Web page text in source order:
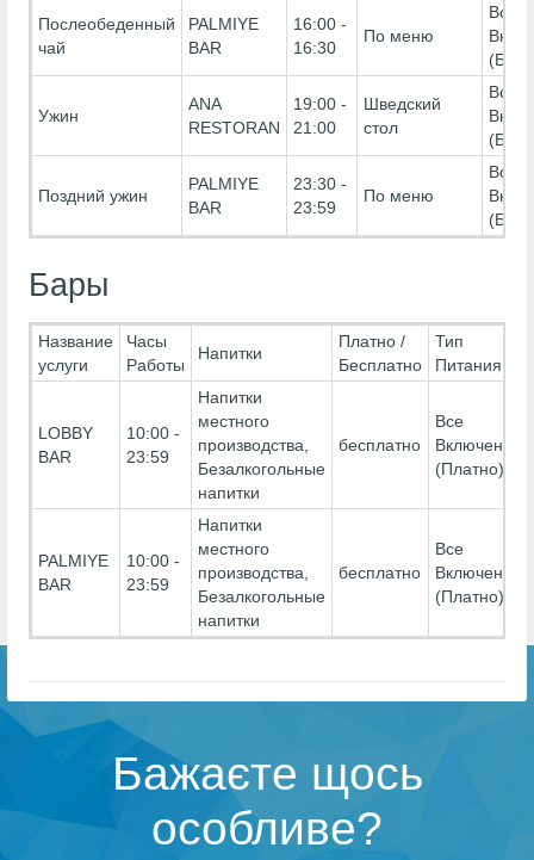
Послеобеденный
чай
PALMIYE
BAR
16:00 -
16:30
По меню
Все
Ужин
ANA
RESTORAN
19:00 -
21:00
Шведский
стол
Все
Поздний ужин
PALMIYE
BAR
23:30 -
23:59
По меню
Все
Бары
Название
услуги
Часы
Работы
Напитки
Платно /
Бесплатно
Тип
Питания
LOBBY
BAR
10:00 -
23:59
Напитки
местного
производства,
Безалкогольные
напитки
бесплатно
Все
Включено-
(Платно)
PALMIYE
BAR
10:00 -
23:59
Напитки
местного
производства,
Безалкогольные
напитки
бесплатно
Все
Включено-
(Платно)
Бажаєте щось
особливе?